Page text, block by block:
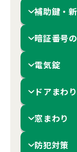
補助鍵・
暗証番号
電気錠
ドアまわり
窓まわり
防犯対策